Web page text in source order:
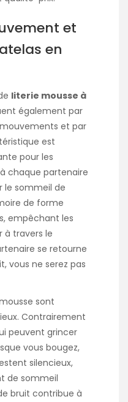
et
en
literie mousse à
également par
et par
est
pour les
chaque partenaire
le sommeil de
de forme
empêchant les
à travers le
se retourne
vous ne serez pas
sont
Contrairement
peuvent grincer
vous bougez,
silencieux,
de sommeil
bruit contribue à